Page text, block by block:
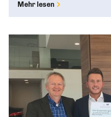
Mehr lesen